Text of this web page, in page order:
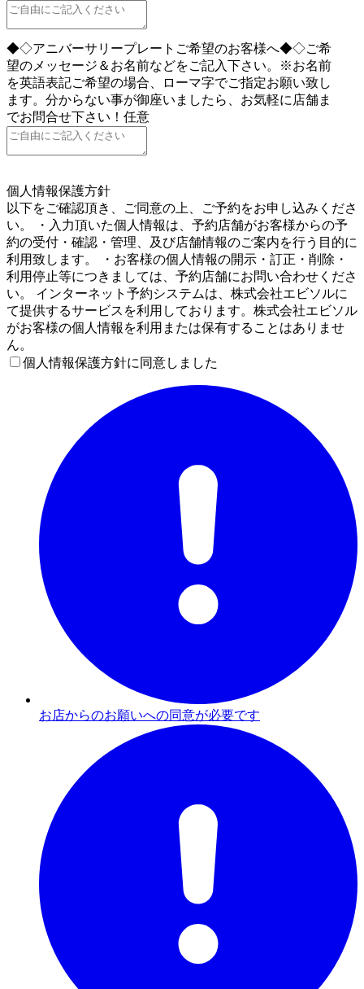
◆◇アニバーサリープレートご希望のお客様へ◆◇ご希
望のメッセージ＆お名前などをご記入下さい。※お名前
を英語表記ご希望の場合、ローマ字でご指定お願い致し
ます。分からない事が御座いましたら、お気軽に店舗ま
でお問合せ下さい！ 任意
個人情報保護方針
以下をご確認頂き、ご同意の上、ご予約をお申し込みくださ
い。 ・入力頂いた個人情報は、予約店舗がお客様からの予
約の受付・確認・管理、及び店舗情報のご案内を行う目的に
利用致します。 ・お客様の個人情報の開示・訂正・削除・
利用停止等につきましては、予約店舗にお問い合わせくださ
い。 インターネット予約システムは、株式会社エビソルに
て提供するサービスを利用しております。株式会社エビソル
がお客様の個人情報を利用または保有することはありませ
ん。
個人情報保護方針に同意しました
お店からのお願いへの同意が必要です